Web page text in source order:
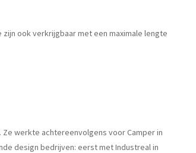
zijn ook verkrijgbaar met een maximale lengte
Ze werkte achtereenvolgens voor Camper in
design bedrijven: eerst met Industreal in